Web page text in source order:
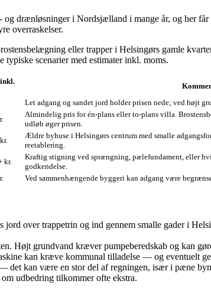
drænløsninger i Nordsjælland i mange år, og her
overraskelser.
eller trapper i Helsingørs gamle
scenarier med estimater inkl. moms.
Let adgang og sandet jord holder prisen nede; ved højt
Almindelig pris for én‑plans eller to‑plans villa.
udløb øger prisen.
Ældre byhuse i Helsingørs centrum med smalle
reetablering.
kr.
Kraftig stigning ved sprængning, pælefundament, eller
godkendelse.
Ved sammenhængende byggeri kan adgang være
jord over trappetrin og ind gennem smalle gader i
Højt grundvand kræver pumpeberedskab og kan
kan kræve kommunal tilladelse — og eventuelt
det kan være en stor del af regningen, især i pæne
udbedring tilkommer ofte ekstra.